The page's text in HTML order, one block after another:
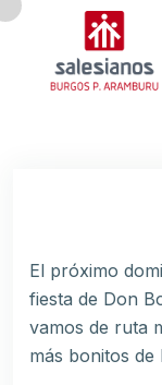
El próximo
fiesta de Don
vamos de ruta
más bonitos